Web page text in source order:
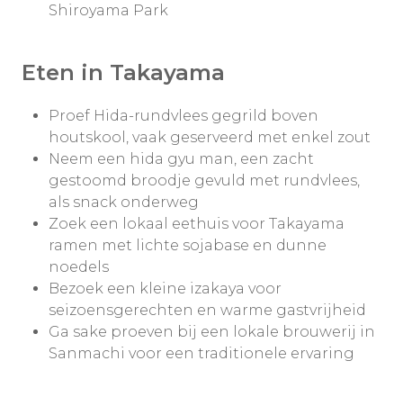
Shiroyama Park
Eten in Takayama
Proef Hida-rundvlees gegrild boven
houtskool, vaak geserveerd met enkel zout
Neem een hida gyu man, een zacht
gestoomd broodje gevuld met rundvlees,
als snack onderweg
Zoek een lokaal eethuis voor Takayama
ramen met lichte sojabase en dunne
noedels
Bezoek een kleine izakaya voor
seizoensgerechten en warme gastvrijheid
Ga sake proeven bij een lokale brouwerij in
Sanmachi voor een traditionele ervaring